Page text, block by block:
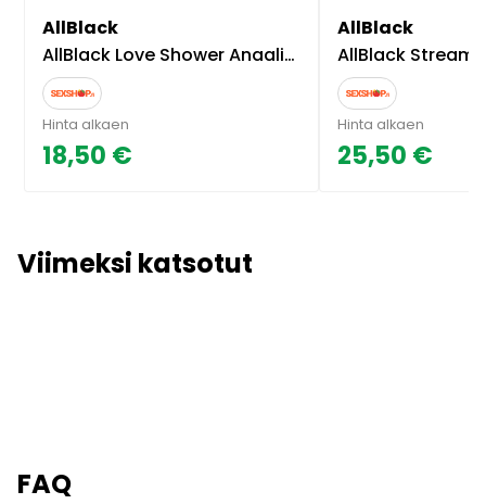
AllBlack
AllBlack Love Shower Anaalisuihku
Hinta alkaen
18,50 €
AllBlack
AllBlack Stream Shower
Hinta alkaen
25,50 €
Viimeksi katsotut
FAQ